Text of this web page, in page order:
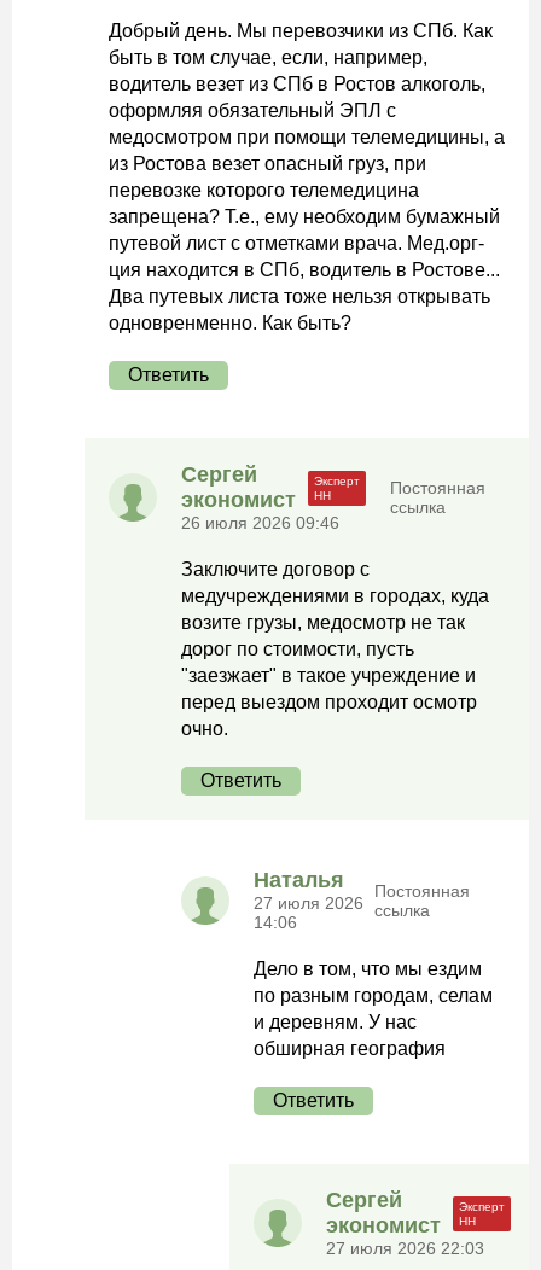
Добрый день. Мы перевозчики из СПб. Как
быть в том случае, если, например,
водитель везет из СПб в Ростов алкоголь,
оформляя обязательный ЭПЛ с
медосмотром при помощи телемедицины, а
из Ростова везет опасный груз, при
перевозке которого телемедицина
запрещена? Т.е., ему необходим бумажный
путевой лист с отметками врача. Мед.орг-
ция находится в СПб, водитель в Ростове...
Два путевых листа тоже нельзя открывать
одновренменно. Как быть?
Ответить
Сергей
экономист
26 июля 2026 09:46
Постоянная
ссылка
Заключите договор с
медучреждениями в городах, куда
возите грузы, медосмотр не так
дорог по стоимости, пусть
"заезжает" в такое учреждение и
перед выездом проходит осмотр
очно.
Ответить
Наталья
27 июля 2026
14:06
Постоянная
ссылка
Дело в том, что мы ездим
по разным городам, селам
и деревням. У нас
обширная география
Ответить
Сергей
экономист
27 июля 2026 22:03